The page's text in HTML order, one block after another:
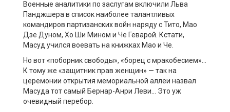
Военные аналитики по заслугам включили Льва
Панджшера в список наиболее талантливых
командиров партизанских войн наряду с Тито, Мао
Дзе Дуном, Хо Ши Мином и Че Геварой. Кстати,
Масуд учился воевать на книжках Мао и Че.
Но вот «поборник свободы», «борец с мракобесием»…
К тому же «защитник прав женщин» — так на
церемонии открытия мемориальной аллеи назвал
Масуда тот самый Бернар-Анри Леви… Это уж
очевидный перебор.